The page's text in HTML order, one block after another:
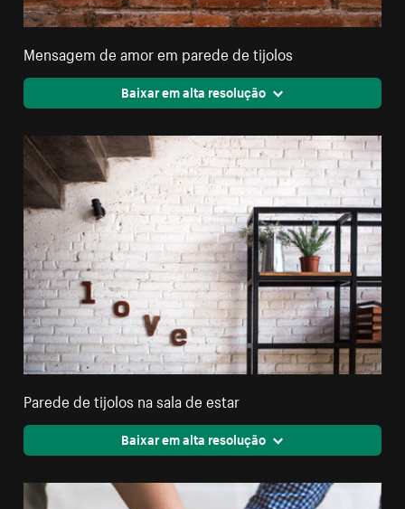
Mensagem de amor em parede de tijolos
Baixar em alta resolução
Parede de tijolos na sala de estar
Baixar em alta resolução